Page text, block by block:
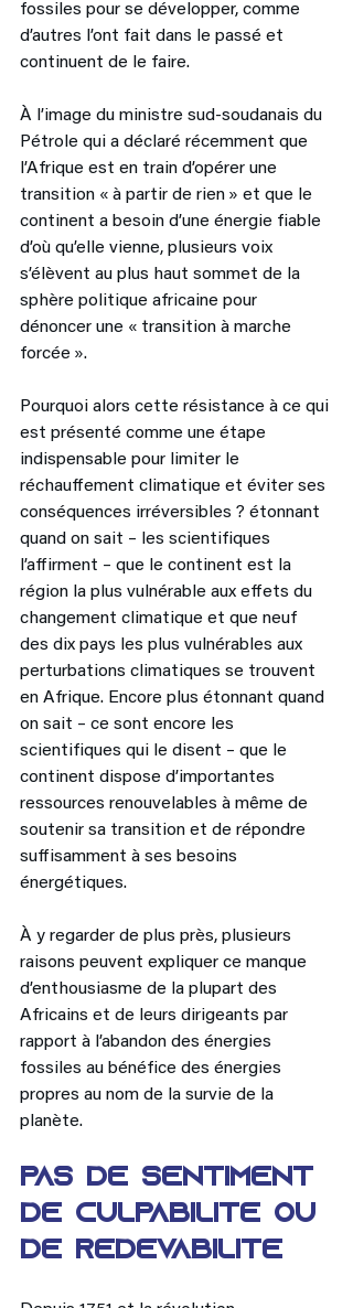
fossiles pour se développer, comme
d’autres l’ont fait dans le passé et
continuent de le faire.
À l’image du ministre sud-soudanais du
Pétrole qui a déclaré récemment que
l’Afrique est en train d’opérer une
transition « à partir de rien » et que le
continent a besoin d’une énergie fiable
d’où qu’elle vienne, plusieurs voix
s’élèvent au plus haut sommet de la
sphère politique africaine pour
dénoncer une « transition à marche
forcée ».
Pourquoi alors cette résistance à ce qui
est présenté comme une étape
indispensable pour limiter le
réchauffement climatique et éviter ses
conséquences irréversibles ? étonnant
quand on sait – les scientifiques
l’affirment – que le continent est la
région la plus vulnérable aux effets du
changement climatique et que neuf
des dix pays les plus vulnérables aux
perturbations climatiques se trouvent
en Afrique. Encore plus étonnant quand
on sait – ce sont encore les
scientifiques qui le disent – que le
continent dispose d’importantes
ressources renouvelables à même de
soutenir sa transition et de répondre
suffisamment à ses besoins
énergétiques.
À y regarder de plus près, plusieurs
raisons peuvent expliquer ce manque
d’enthousiasme de la plupart des
Africains et de leurs dirigeants par
rapport à l’abandon des énergies
fossiles au bénéfice des énergies
propres au nom de la survie de la
planète.
Pas de sentiment
de culpabilité ou
de redevabilité